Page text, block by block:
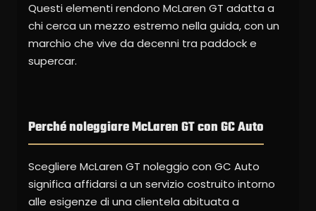
Questi elementi rendono McLaren GT adatta a
chi cerca un mezzo estremo nella guida, con un
marchio che vive da decenni tra paddock e
supercar.
Perché noleggiare McLaren GT con GC Auto
Scegliere McLaren GT noleggio con GC Auto
significa affidarsi a un servizio costruito intorno
alle esigenze di una clientela abituata a